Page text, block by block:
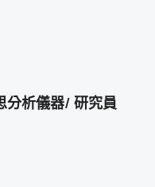
分析儀器/ 研究員